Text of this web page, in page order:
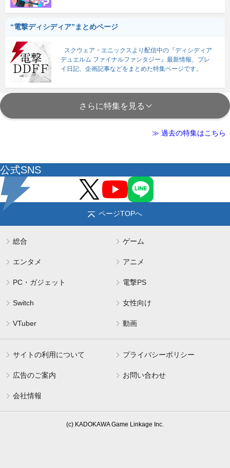
“電撃ディシディア”まとめページ
スクウェア・エニックスより配信中の『ディシディア
デュエルム ファイナルファンタジー』最新情報、プレ
イ日記、企画記事などをまとめた特集ページです。
さらに特集を見る
≫ 過去の特集はこちら
公式SNS
ページTOPへ
総合 ゲーム
エンタメ アニメ
PC・ガジェット 電撃PS
Switch 女性向け
VTuber 動画
サイトの利用について プライバシーポリシー
広告のご案内 お問い合わせ
会社情報
(c) KADOKAWA Game Linkage Inc.